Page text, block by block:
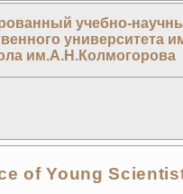
учебно-
университета
им.А.Н.Колмогорова
of Young